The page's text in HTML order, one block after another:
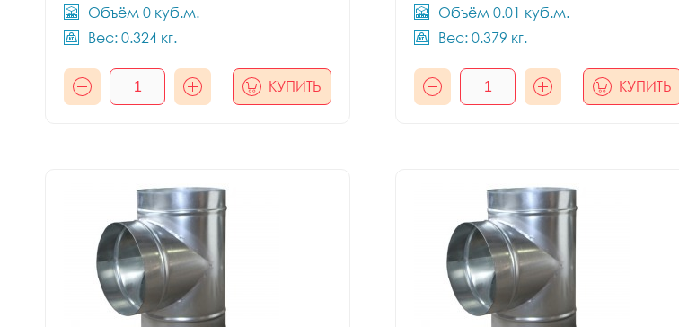
Объём 0 куб.м.
Вес: 0.324 кг.
КУПИТЬ
Объём 0.01 куб.м.
Вес: 0.379 кг.
КУПИТЬ